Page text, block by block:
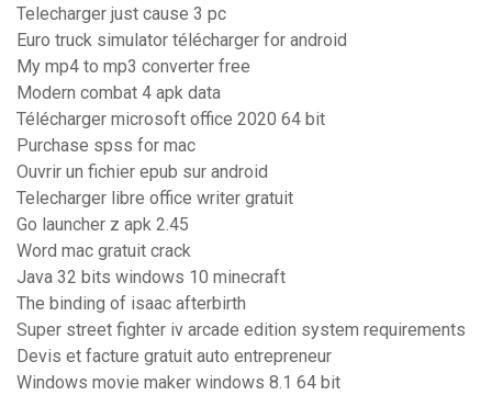
Telecharger just cause 3 pc
Euro truck simulator télécharger for android
My mp4 to mp3 converter free
Modern combat 4 apk data
Télécharger microsoft office 2020 64 bit
Purchase spss for mac
Ouvrir un fichier epub sur android
Telecharger libre office writer gratuit
Go launcher z apk 2.45
Word mac gratuit crack
Java 32 bits windows 10 minecraft
The binding of isaac afterbirth
Super street fighter iv arcade edition system requirements
Devis et facture gratuit auto entrepreneur
Windows movie maker windows 8.1 64 bit